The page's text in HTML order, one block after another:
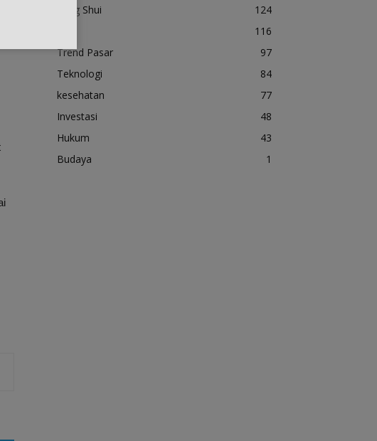
Feng Shui
124
116
Trend Pasar
97
Teknologi
84
kesehatan
77
Investasi
48
Hukum
43
Budaya
1